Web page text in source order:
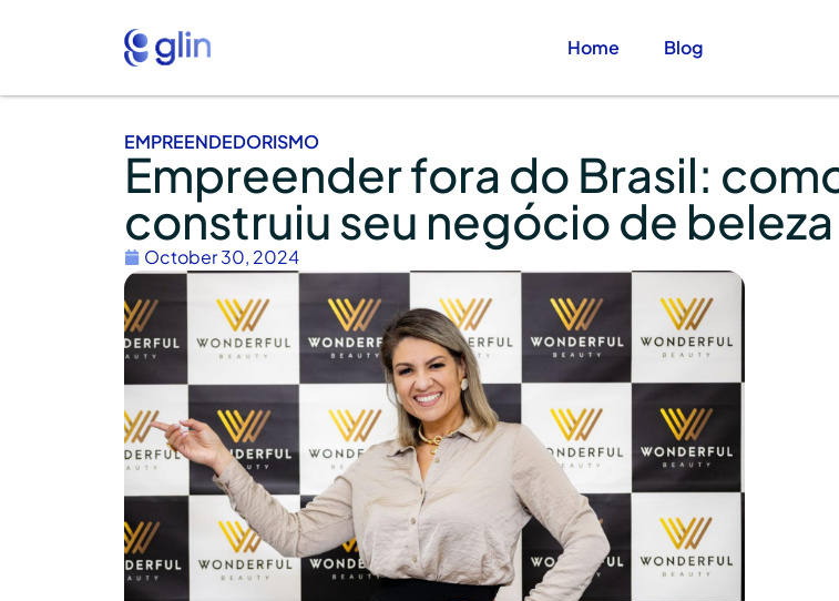
Home Blog
EMPREENDEDORISMO
Empreender fora do Brasil:
construiu seu negócio de
October 30, 2024